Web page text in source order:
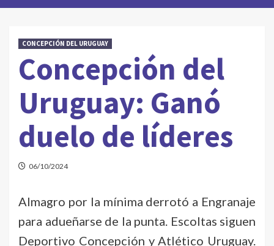
CONCEPCIÓN DEL URUGUAY
Concepción del
Uruguay: Ganó
duelo de líderes
06/10/2024
Almagro por la mínima derrotó a Engranaje
para adueñarse de la punta. Escoltas siguen
Deportivo Concepción y Atlético Uruguay.